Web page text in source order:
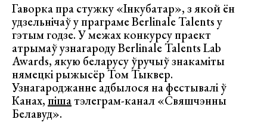
Гаворка пра стужку «Інкубатар», з якой ён
удзельнічаў у праграме Berlinale Talents у
гэтым годзе. У межах конкурсу праект
атрымаў узнагароду Berlinale Talents Lab
Awards, якую беларусу ўручыў знакаміты
нямецкі рыжысёр Том Тыквер.
Узнагароджанне адбылося на фестывалі ў
Канах,пішатэлеграм-канал «Свяшчэнны
Белавуд».